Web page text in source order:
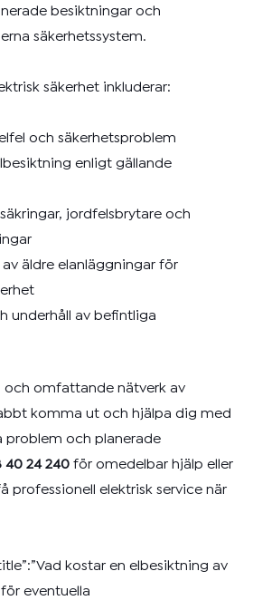
besiktningar och
säkerhetssystem.
säkerhet inkluderar:
och säkerhetsproblem
enligt gällande
jordfelsbrytare och
äldre elanläggningar för
underhåll av befintliga
och omfattande nätverk av
komma ut och hjälpa dig med
problem och planerade
40 24 240 för omedelbar hjälp eller
professionell elektrisk service när
kostar en elbesiktning av
eventuella